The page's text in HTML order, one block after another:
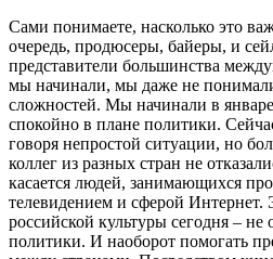
Сами понимаете, насколько это
очередь, продюсеры, байеры, и
представители большинства
мы начинали, мы даже не
сложностей. Мы начинали в
спокойно в плане политики.
говоря непростой ситуации, но
коллег из разных стран не
касается людей, занимающихся
телевидением и сферой Интернет.
российской культуры сегодня – не
политики. И наоборот помогать